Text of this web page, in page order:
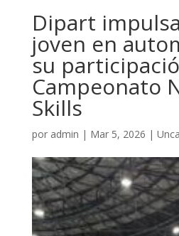
Dipart
joven en
su
Campeonato
Skills
por admin | Mar 5, 2026 |